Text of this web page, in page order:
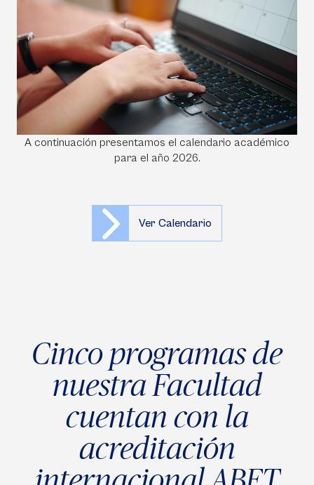
A continuación presentamos el calendario académico
para el año 2026.
Ver Calendario
Cinco programas de
nuestra Facultad
cuentan con la
acreditación